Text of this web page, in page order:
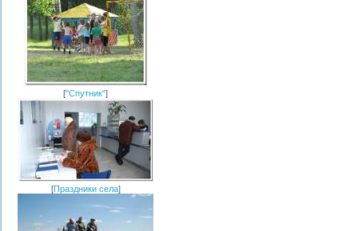
["Спутник"]
[Праздники села]